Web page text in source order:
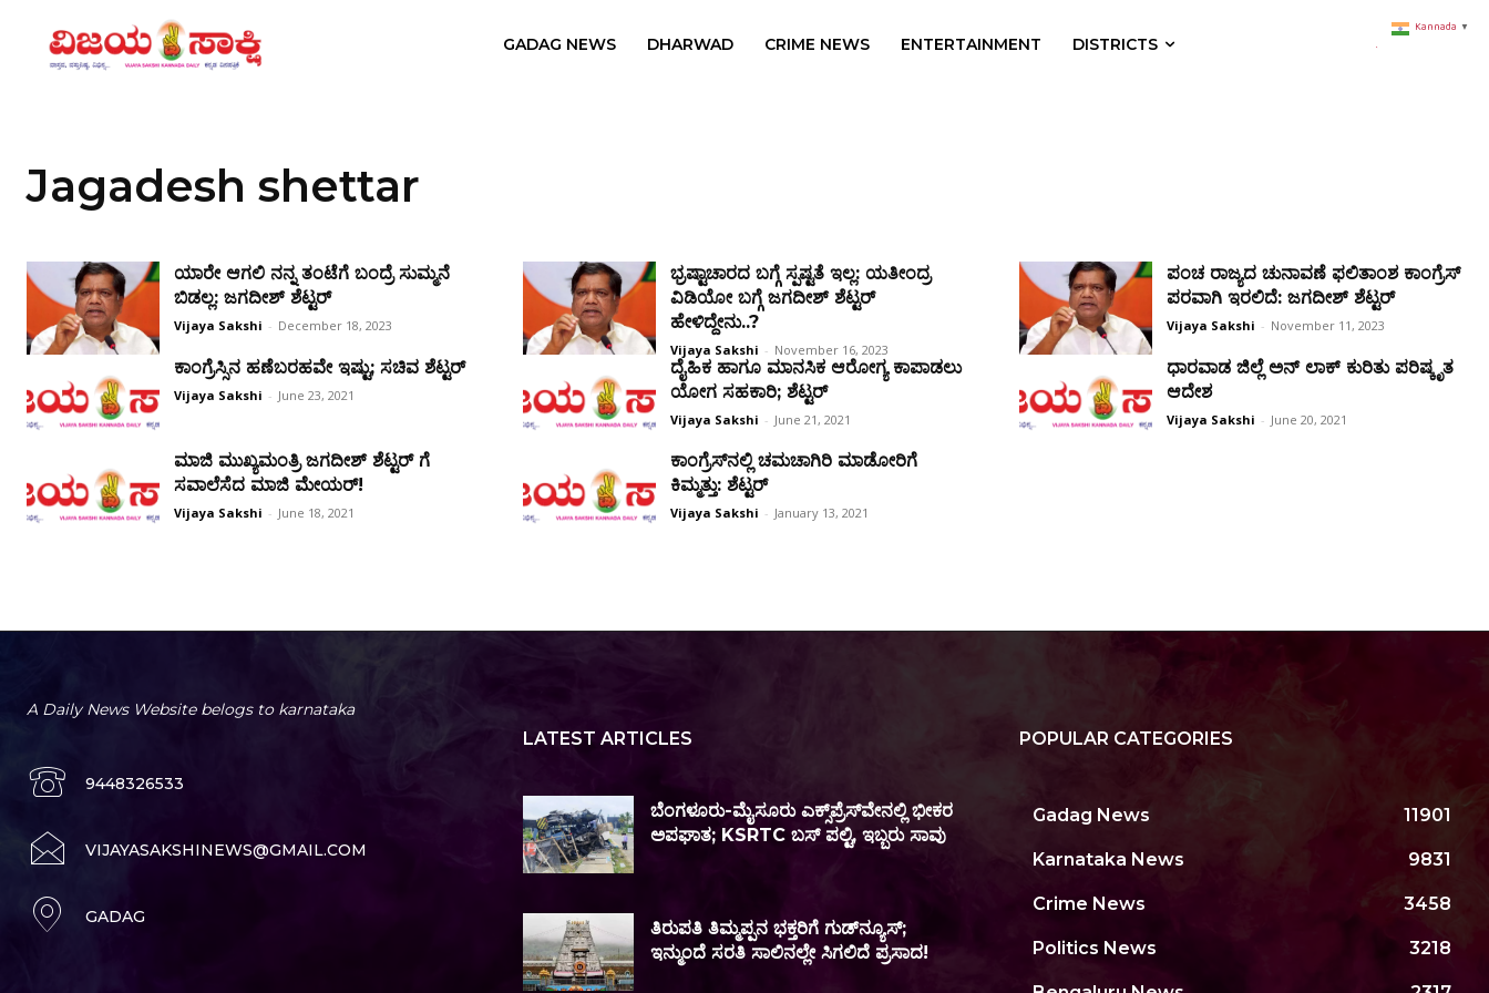
GADAG NEWS DHARWAD CRIME NEWS ENTERTAINMENT DISTRICTS
Jagadesh shettar
ಯಾರೇ ಆಗಲಿ ನನ್ನ ತಂಟೆಗೆ ಬಂದ್ರೆ ಸುಮ್ಮನೆ
ಬಿಡಲ್ಲ: ಜಗದೀಶ್ ಶೆಟ್ಟರ್
Vijaya Sakshi - December 18, 2023
ಭ್ರಷ್ಟಾಚಾರದ ಬಗ್ಗೆ ಸ್ಪಷ್ಟತೆ ಇಲ್ಲ: ಯತೀಂದ್ರ
ವಿಡಿಯೋ ಬಗ್ಗೆ ಜಗದೀಶ್ ಶೆಟ್ಟರ್
ಹೇಳಿದ್ದೇನು..?
Vijaya Sakshi - November 16, 2023
ಪಂಚ ರಾಜ್ಯದ ಚುನಾವಣೆ ಫಲಿತಾಂಶ ಕಾಂಗ್ರೆಸ್
ಪರವಾಗಿ ಇರಲಿದೆ: ಜಗದೀಶ್ ಶೆಟ್ಟರ್
Vijaya Sakshi - November 11, 2023
ಕಾಂಗ್ರೆಸ್ಸಿನ ಹಣೆಬರಹವೇ ಇಷ್ಟು; ಸಚಿವ ಶೆಟ್ಟರ್
Vijaya Sakshi - June 23, 2021
ದೈಹಿಕ ಹಾಗೂ ಮಾನಸಿಕ ಆರೋಗ್ಯ ಕಾಪಾಡಲು
ಯೋಗ ಸಹಕಾರಿ; ಶೆಟ್ಟರ್
Vijaya Sakshi - June 21, 2021
ಧಾರವಾಡ ಜಿಲ್ಲೆ ಅನ್ ಲಾಕ್ ಕುರಿತು ಪರಿಷ್ಕೃತ
ಆದೇಶ
Vijaya Sakshi - June 20, 2021
ಮಾಜಿ ಮುಖ್ಯಮಂತ್ರಿ ಜಗದೀಶ್ ಶೆಟ್ಟರ್ ಗೆ
ಸವಾಲೆಸೆದ ಮಾಜಿ ಮೇಯರ್!
Vijaya Sakshi - June 18, 2021
ಕಾಂಗ್ರೆಸ್‌ನಲ್ಲಿ ಚಮಚಾಗಿರಿ ಮಾಡೋರಿಗೆ
ಕಿಮ್ಮತ್ತು: ಶೆಟ್ಟರ್
Vijaya Sakshi - January 13, 2021
A Daily News Website belogs to karnataka
9448326533
VIJAYASAKSHINEWS@GMAIL.COM
GADAG
LATEST ARTICLES
ಬೆಂಗಳೂರು-ಮೈಸೂರು ಎಕ್ಸ್‌ಪ್ರೆಸ್‌ವೇನಲ್ಲಿ ಭೀಕರ
ಅಪಘಾತ; KSRTC ಬಸ್ ಪಲ್ಟಿ, ಇಬ್ಬರು ಸಾವು
ತಿರುಪತಿ ತಿಮ್ಮಪ್ಪನ ಭಕ್ತರಿಗೆ ಗುಡ್‌ನ್ಯೂಸ್;
ಇನ್ಮುಂದೆ ಸರತಿ ಸಾಲಿನಲ್ಲೇ ಸಿಗಲಿದೆ ಪ್ರಸಾದ!
POPULAR CATEGORIES
Gadag News 11901
Karnataka News 9831
Crime News 3458
Politics News 3218
Kannada ▼